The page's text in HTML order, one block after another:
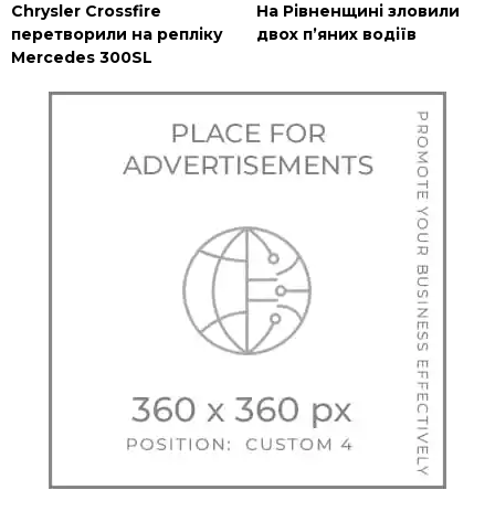
Chrysler Crossfire
перетворили на репліку
Mercedes 300SL
На Рівненщині зловили
двох п’яних водіїв